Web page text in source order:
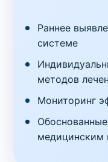
Раннее
системе
методов
Мониторинг
медицинским